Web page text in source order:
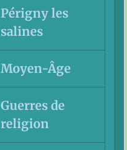
Périgny les
salines
Moyen-Âge
Guerres de
religion